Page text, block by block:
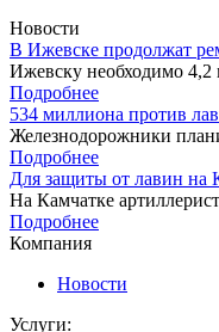
Новости
В Ижевске продолжат
Ижевску необходимо 4,2
Подробнее
534 миллиона против
Железнодорожники
Подробнее
Для защиты от лавин на
На Камчатке
Подробнее
Компания
Новости
Услуги: